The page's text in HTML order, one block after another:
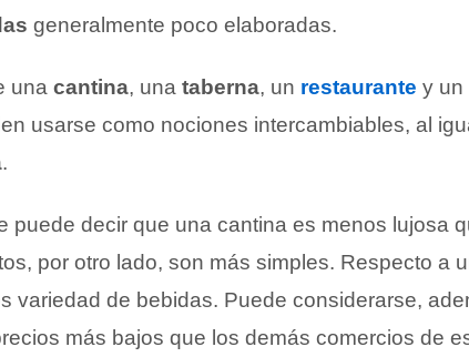
generalmente poco elaboradas.
una cantina, una taberna, un restaurante y un
usarse como nociones intercambiables, al
.
puede decir que una cantina es menos lujosa
por otro lado, son más simples. Respecto a
variedad de bebidas. Puede considerarse,
más bajos que los demás comercios de